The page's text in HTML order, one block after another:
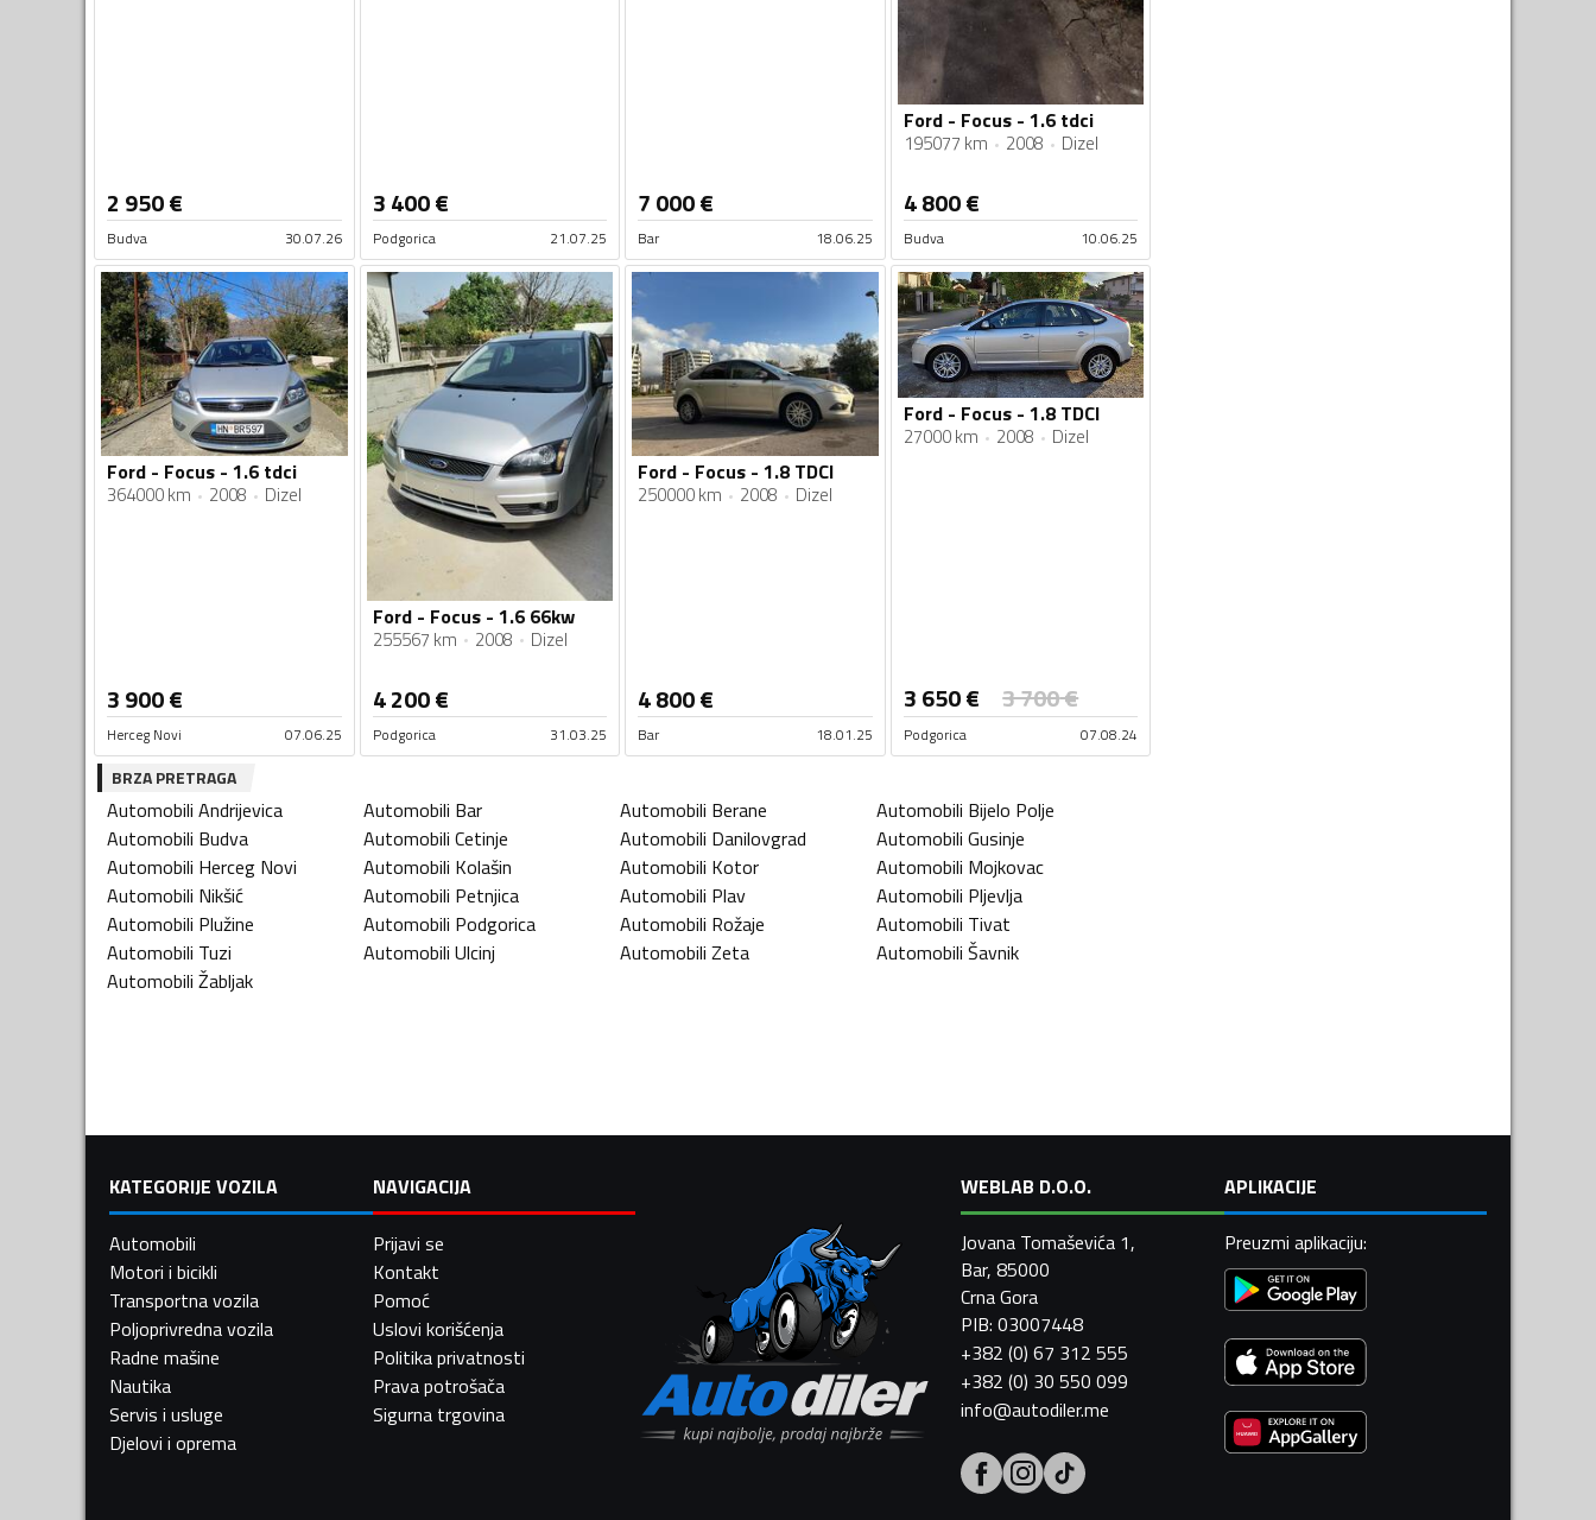
2 950€
Budva 30.07.26
3 400€
Podgorica 21.07.25
7 000€
Bar 18.06.25
Ford - Focus - 1.6 tdci
195077 km 2008 Dizel
4 800€
Budva 10.06.25
Ford - Focus - 1.6 tdci
364000 km 2008 Dizel
3 900€
Herceg Novi 07.06.25
Ford - Focus - 1.6 66kw
255567 km 2008 Dizel
4 200€
Podgorica 31.03.25
Ford - Focus - 1.8 TDCI
250000 km 2008 Dizel
4 800€
Bar 18.01.25
Ford - Focus - 1.8 TDCI
27000 km 2008 Dizel
3 650€ 3 700€
Podgorica 07.08.24
BRZA PRETRAGA
Automobili Andrijevica Automobili Bar Automobili Berane Automobili Bijelo Polje
Automobili Budva Automobili Cetinje Automobili Danilovgrad Automobili Gusinje
Automobili Herceg Novi Automobili Kolašin Automobili Kotor Automobili Mojkovac
Automobili Nikšić Automobili Petnjica Automobili Plav Automobili Pljevlja
Automobili Plužine Automobili Podgorica Automobili Rožaje Automobili Tivat
Automobili Tuzi Automobili Ulcinj Automobili Zeta Automobili Šavnik
Automobili Žabljak
KATEGORIJE VOZILA
Automobili
Motori i bicikli
Transportna vozila
Poljoprivredna vozila
Radne mašine
Nautika
Servis i usluge
Djelovi i oprema
NAVIGACIJA
Prijavi se
Kontakt
Pomoć
Uslovi korišćenja
Politika privatnosti
Prava potrošača
Sigurna trgovina
WEBLAB D.O.O.
Jovana Tomaševića 1,
Bar, 85000
Crna Gora
PIB: 03007448
+382 (0) 67 312 555
+382 (0) 30 550 099
info@autodiler.me
APLIKACIJE
Preuzmi aplikaciju: